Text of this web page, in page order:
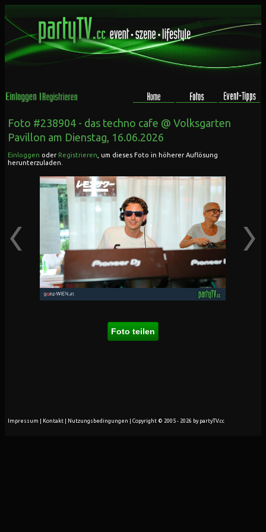
Foto #238904 - das techno cafe @ Volksgarten
Pavillon am Dienstag, 16.06.2026
Einloggen oder Registrieren , um dieses Foto in höherer Auflösung
herunterzuladen.
Foto teilen
Impressum Kontakt Nutzungsbedingungen | Copyright © 2005 - 2026 by partyTV.cc